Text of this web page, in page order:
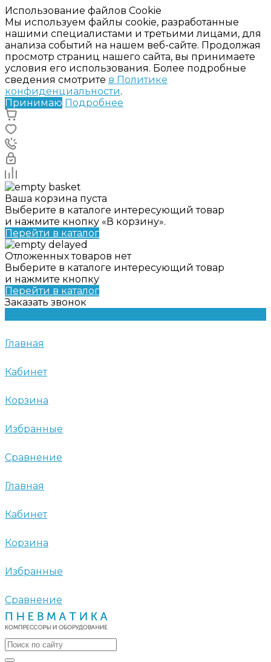
Использование файлов Cookie
Мы используем файлы cookie, разработанные
нашими специалистами и третьими лицами, для
анализа событий на нашем веб-сайте. Продолжая
просмотр страниц нашего сайта, вы принимаете
условия его использования. Более подробные
сведения смотрите в Политике
конфиденциальности.
Принимаю Подробнее
Ваша корзина пуста
Выберите в каталоге интересующий товар
и нажмите кнопку «В корзину».
Перейти в каталог
Отложенных товаров нет
Выберите в каталоге интересующий товар
и нажмите кнопку
Перейти в каталог
Заказать звонок
Главная
Кабинет
Корзина
Избранные
Сравнение
Главная
Кабинет
Корзина
Избранные
Сравнение